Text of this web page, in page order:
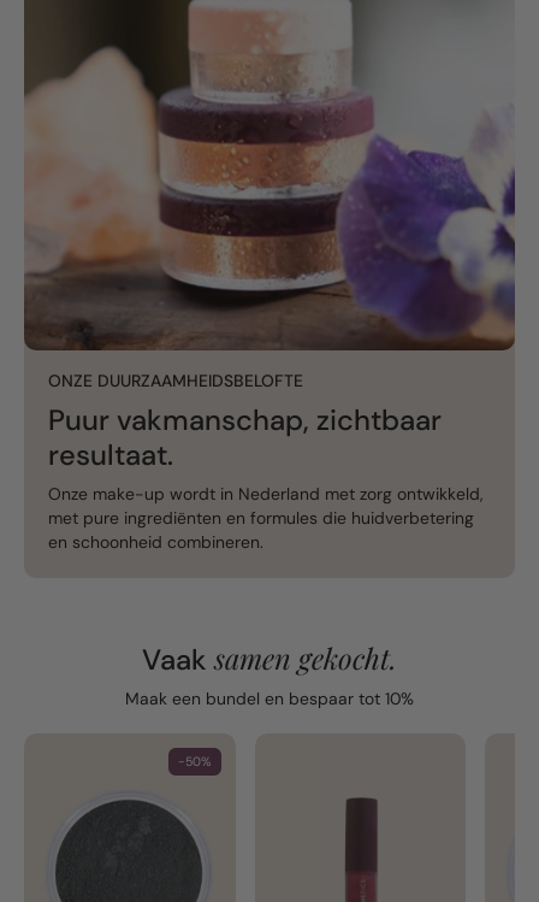
ONZE DUURZAAMHEIDSBELOFTE
Puur vakmanschap, zichtbaar
resultaat.
Onze make-up wordt in Nederland met zorg ontwikkeld,
met pure ingrediënten en formules die huidverbetering
en schoonheid combineren.
Vaaksamen gekocht.
Maak een bundel en bespaar tot 10%
-50%